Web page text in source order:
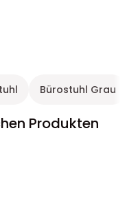
Bürostuhl Grau
Produkten